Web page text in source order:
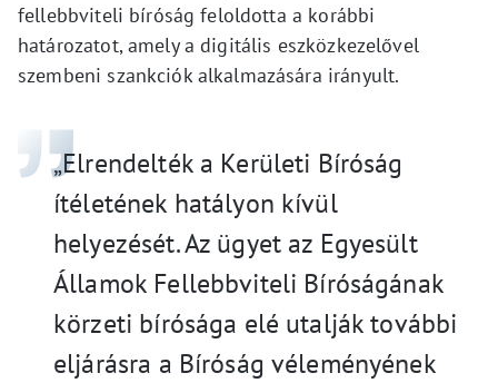
fellebbviteli bíróság feloldotta a korábbi
határozatot, amely a digitális eszközkezelővel
szembeni szankciók alkalmazására irányult.
„Elrendelték a Kerületi Bíróság
ítéletének hatályon kívül
helyezését. Az ügyet az Egyesült
Államok Fellebbviteli Bíróságának
körzeti bírósága elé utalják további
eljárásra a Bíróság véleményének